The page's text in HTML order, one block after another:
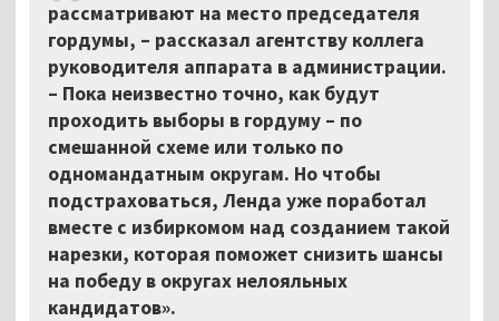
рассматривают на место председателя
гордумы, – рассказал агентству коллега
руководителя аппарата в администрации.
– Пока неизвестно точно, как будут
проходить выборы в гордуму – по
смешанной схеме или только по
одномандатным округам. Но чтобы
подстраховаться, Ленда уже поработал
вместе с избиркомом над созданием такой
нарезки, которая поможет снизить шансы
на победу в округах нелояльных
кандидатов».